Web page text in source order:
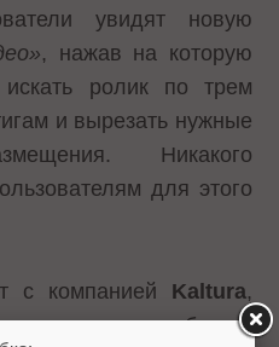
увидят новую
, нажав на которую
искать ролик по трем
и вырезать нужные
Никакого
для этого
с компанией Kaltura,
разработкой